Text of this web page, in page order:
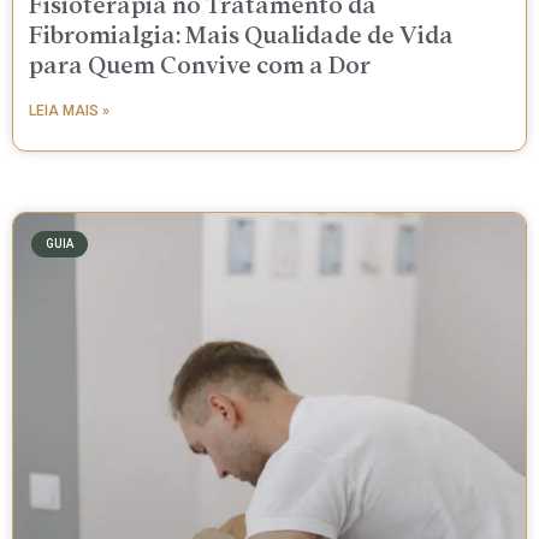
Fisioterapia no Tratamento da
Fibromialgia: Mais Qualidade de Vida
para Quem Convive com a Dor
LEIA MAIS »
GUIA